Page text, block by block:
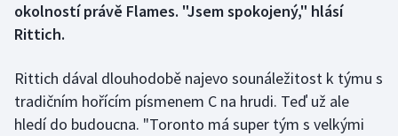
Florbal
Golf
okolností právě Flames. "Jsem spokojený," hlásí
Rittich.
Rittich dával dlouhodobě najevo sounáležitost k týmu s
tradičním hořícím písmenem C na hrudi. Teď už ale
hledí do budoucna. "Toronto má super tým s velkými